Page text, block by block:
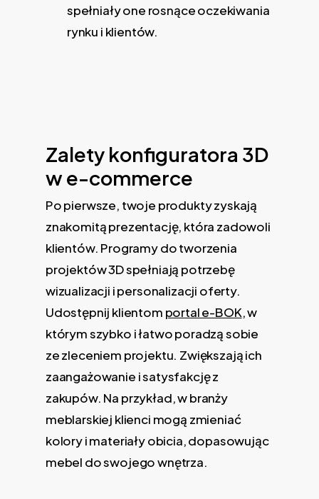
spełniały one rosnące oczekiwania
rynku i klientów.
Zalety konfiguratora 3D
w e-commerce
Po pierwsze, twoje produkty zyskają
znakomitą prezentację, która zadowoli
klientów. Programy do tworzenia
projektów 3D spełniają potrzebę
wizualizacji i personalizacji oferty.
Udostępnij klientom portal e-BOK, w
którym szybko i łatwo poradzą sobie
ze zleceniem projektu. Zwiększają ich
zaangażowanie i satysfakcję z
zakupów. Na przykład, w branży
meblarskiej klienci mogą zmieniać
kolory i materiały obicia, dopasowując
mebel do swojego wnętrza.